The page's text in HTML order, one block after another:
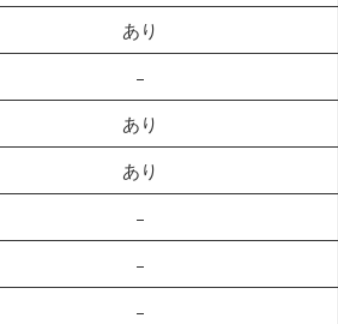
あり
–
あり
あり
–
–
–